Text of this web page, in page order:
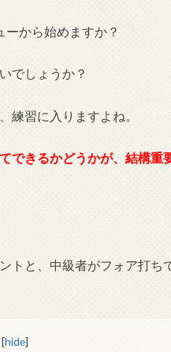
から始めますか？
でしょうか？
練習に入りますよね。
できるかどうかが、結構重
トと、中級者がフォア打ち
[hide]